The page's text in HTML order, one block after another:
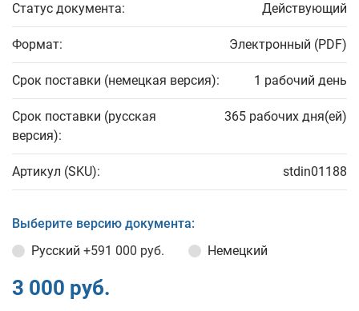
Статус документа: Действующий
Формат: Электронный (PDF)
Срок поставки (немецкая версия): 1 рабочий день
Срок поставки (русская
версия):
365 рабочих дня(ей)
Артикул (SKU): stdin01188
Выберите версию документа:
Русский +591 000 руб. Немецкий
3 000 руб.